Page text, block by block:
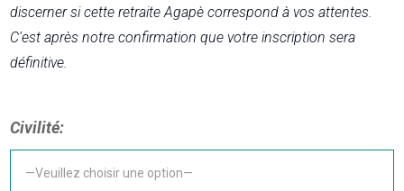
discerner si cette retraite Agapè correspond à vos attentes.
C'est après notre confirmation que votre inscription sera
définitive.
Civilité: